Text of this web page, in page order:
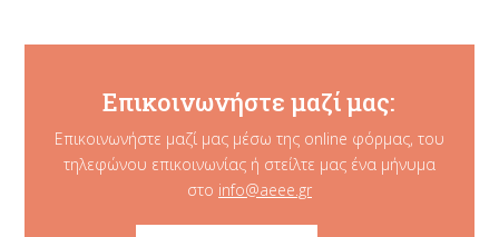
Επικοινωνήστε μαζί μας:
Επικοινωνήστε μαζί μας μέσω της online φόρμας, του
τηλεφώνου επικοινωνίας ή στείλτε μας ένα μήνυμα
στο info@aeee.gr